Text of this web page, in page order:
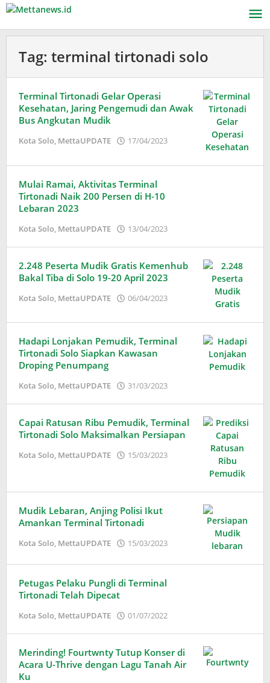
Lewati
konten
Tag: terminal tirtonadi solo
Terminal Tirtonadi Gelar Operasi
Kesehatan, Jaring Pengemudi dan Awak
Bus Angkutan Mudik
Kota Solo, MettaUPDATE 17/04/2023
Mulai Ramai, Aktivitas Terminal
Tirtonadi Naik 200 Persen di H-10
Lebaran 2023
Kota Solo, MettaUPDATE 13/04/2023
Wardani
2.248 Peserta Mudik Gratis Kemenhub
Bakal Tiba di Solo 19-20 April 2023
Kota Solo, MettaUPDATE 06/04/2023
Wardani
Hadapi Lonjakan Pemudik, Terminal
Tirtonadi Solo Siapkan Kawasan
Droping Penumpang
Kota Solo, MettaUPDATE 31/03/2023
Wardani
Capai Ratusan Ribu Pemudik, Terminal
Tirtonadi Solo Maksimalkan Persiapan
Kota Solo, MettaUPDATE 15/03/2023
Mudik Lebaran, Anjing Polisi Ikut
Amankan Terminal Tirtonadi
Kota Solo, MettaUPDATE 15/03/2023
Wardani
Petugas Pelaku Pungli di Terminal
Tirtonadi Telah Dipecat
Kota Solo, MettaUPDATE 01/07/2022
Wardani
Merinding! Fourtwnty Tutup Konser di
Acara U-Thrive dengan Lagu Tanah Air
Ku